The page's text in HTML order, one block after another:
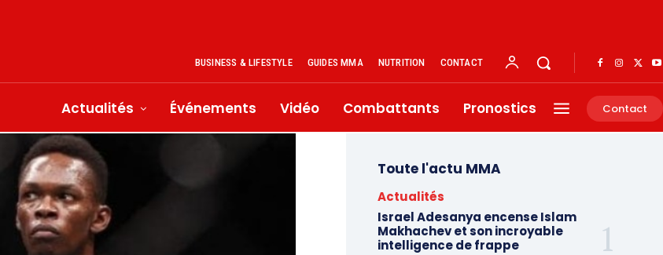
BUSINESS & LIFESTYLE GUIDES MMA NUTRITION CONTACT
Actualités Événements Vidéo Combattants Pronostics Contact
Toute l'actu MMA
Actualités
Israel Adesanya encense Islam
Makhachev et son incroyable
intelligence de frappe